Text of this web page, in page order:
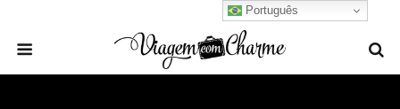
Português